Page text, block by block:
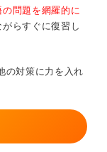
問題を網羅的に
らすぐに復習し
の対策に力を入れ